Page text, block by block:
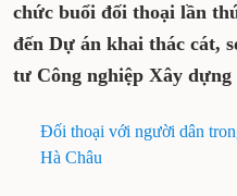
chức buổi đối thoại lần
đến Dự án khai thác cát,
tư Công nghiệp Xây dựng
Đối thoại với người dân
Hà Châu